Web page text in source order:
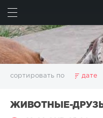
сортировать по дате
ЖИВОТНЫЕ-